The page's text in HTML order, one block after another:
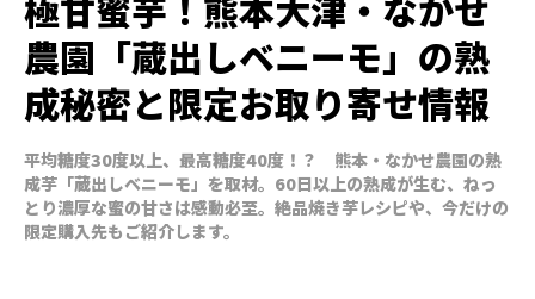
農園「蔵出しベニーモ」の熟
成秘密と限定お取り寄せ情報
平均糖度30度以上、最高糖度40度！？ 熊本・なかせ農園の熟
成芋「蔵出しベニーモ」を取材。60日以上の熟成が生む、ねっ
とり濃厚な蜜の甘さは感動必至。絶品焼き芋レシピや、今だけの
限定購入先もご紹介します。